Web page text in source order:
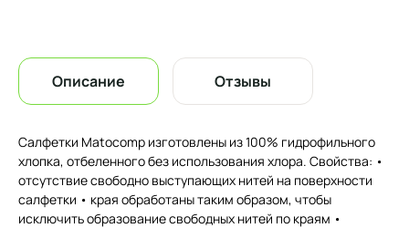
Описание Отзывы
Салфетки Matocomp изготовлены из 100% гидрофильного
хлопка, отбеленного без использования хлора. Свойства: •
отсутcтвие свободно выступающих нитей на поверхности
салфетки • края обработаны таким образом, чтобы
исключить образование свободных нитей по краям •